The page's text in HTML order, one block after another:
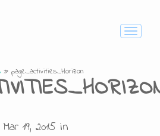
Toggle
» page_activities_Horizon
19, 2015 in